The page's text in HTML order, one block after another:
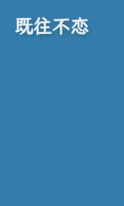
既往不恋